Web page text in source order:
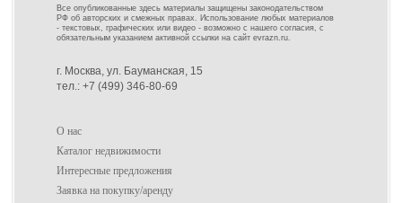
Все опубликованные здесь материалы защищены законодательством
РФ об авторских и смежных правах. Использование любых материалов
- текстовых, графических или видео - возможно с нашего согласия, с
обязательным указанием активной ссылки на сайт evrazn.ru.
г. Москва, ул. Бауманская, 15
тел.: +7 (499) 346-80-69
О нас
Каталог недвижимости
Интересные предложения
Заявка на покупку/аренду